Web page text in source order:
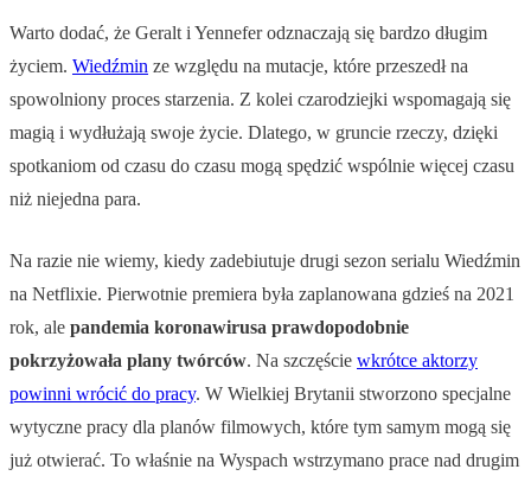
Warto dodać, że Geralt i Yennefer odznaczają się bardzo długim
życiem. Wiedźmin ze względu na mutacje, które przeszedł na
spowolniony proces starzenia. Z kolei czarodziejki wspomagają się
magią i wydłużają swoje życie. Dlatego, w gruncie rzeczy, dzięki
spotkaniom od czasu do czasu mogą spędzić wspólnie więcej czasu
niż niejedna para.
Na razie nie wiemy, kiedy zadebiutuje drugi sezon serialu Wiedźmin
na Netflixie. Pierwotnie premiera była zaplanowana gdzieś na 2021
rok, ale pandemia koronawirusa prawdopodobnie
pokrzyżowała plany twórców. Na szczęście wkrótce aktorzy
powinni wrócić do pracy. W Wielkiej Brytanii stworzono specjalne
wytyczne pracy dla planów filmowych, które tym samym mogą się
już otwierać. To właśnie na Wyspach wstrzymano prace nad drugim